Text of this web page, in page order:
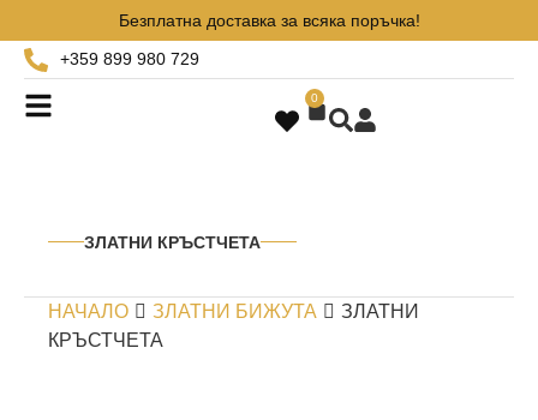
Безплатна доставка за всяка поръчка!
+359 899 980 729
0
ЗЛАТНИ КРЪСТЧЕТА
НАЧАЛО ЗЛАТНИ БИЖУТА
ЗЛАТНИ
КРЪСТЧЕТА